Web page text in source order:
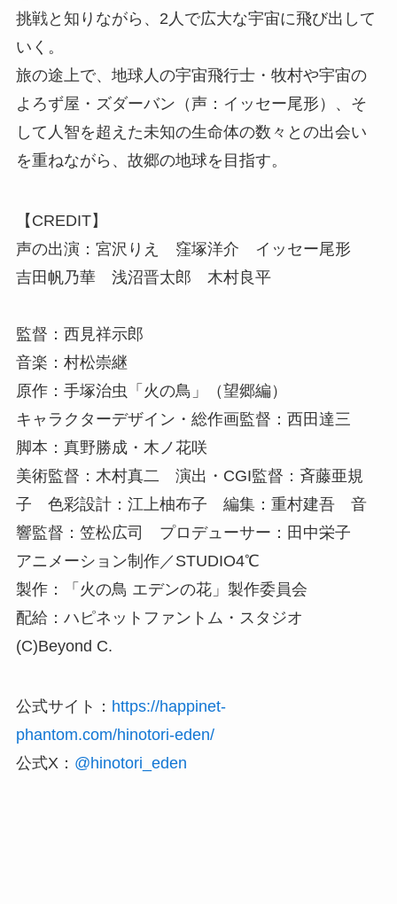
挑戦と知りながら、2人で広大な宇宙に飛び出して
いく。
旅の途上で、地球人の宇宙飛行士・牧村や宇宙の
よろず屋・ズダーバン（声：イッセー尾形）、そ
して人智を超えた未知の生命体の数々との出会い
を重ねながら、故郷の地球を目指す。
【CREDIT】
声の出演：宮沢りえ 窪塚洋介 イッセー尾形
吉田帆乃華 浅沼晋太郎 木村良平
監督：西見祥示郎
音楽：村松崇継
原作：手塚治虫「火の鳥」（望郷編）
キャラクターデザイン・総作画監督：西田達三
脚本：真野勝成・木ノ花咲
美術監督：木村真二 演出・CGI監督：斉藤亜規
子 色彩設計：江上柚布子 編集：重村建吾 音
響監督：笠松広司 プロデューサー：田中栄子
アニメーション制作／STUDIO4℃
製作：「火の鳥 エデンの花」製作委員会
配給：ハピネットファントム・スタジオ
(C)Beyond C.
公式サイト： https://happinet-
phantom.com/hinotori-eden/
公式X： @hinotori_eden